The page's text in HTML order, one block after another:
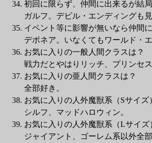
初回に限らず、仲間に出来るが結
ガルフ。デビル・エンディングも
イベント等に影響が無いなら仲間
デボネア。いなくてもワールド・
お気に入りの一般人間クラスは？
戦力だとやはりリッチ、プリンセス
お気に入りの亜人間クラスは？
全部好き。
お気に入りの人外魔獣系（Sサイズ
シルフ、マッドハロウィン。
お気に入りの人外魔獣系（Lサイズ
ジャイアント、ゴーレム系以外全部